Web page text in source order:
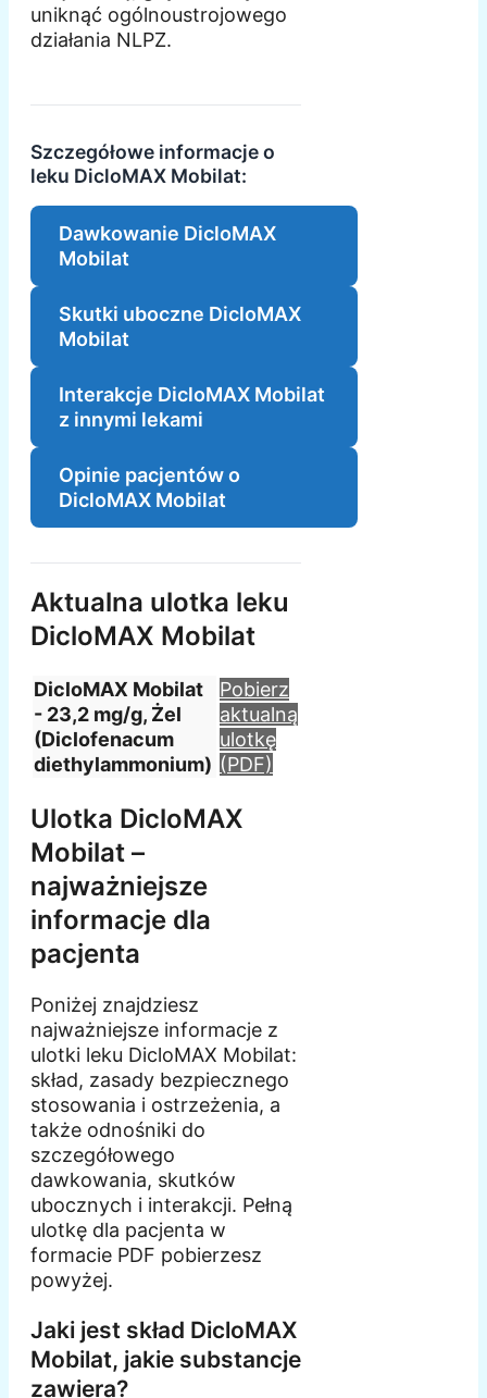
uniknąć ogólnoustrojowego
działania NLPZ.
Szczegółowe informacje o
leku DicloMAX Mobilat:
Dawkowanie DicloMAX
Mobilat
Skutki uboczne DicloMAX
Mobilat
Interakcje DicloMAX Mobilat
z innymi lekami
Opinie pacjentów o
DicloMAX Mobilat
Aktualna ulotka leku
DicloMAX Mobilat
DicloMAX Mobilat
- 23,2 mg/g, Żel
(Diclofenacum
diethylammonium)
Pobierz
aktualną
ulotkę
(PDF)
Ulotka DicloMAX
Mobilat –
najważniejsze
informacje dla
pacjenta
Poniżej znajdziesz
najważniejsze informacje z
ulotki leku DicloMAX Mobilat:
skład, zasady bezpiecznego
stosowania i ostrzeżenia, a
także odnośniki do
szczegółowego
dawkowania, skutków
ubocznych i interakcji. Pełną
ulotkę dla pacjenta w
formacie PDF pobierzesz
powyżej.
Jaki jest skład DicloMAX
Mobilat, jakie substancje
zawiera?